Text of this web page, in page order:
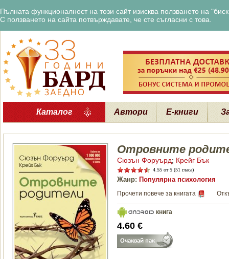
Пълната функционалност на този сайт изисква ползването на
С ползването на сайта потвърждавате, че сте съгласни с това.
Каталог Автори Е-книги
Отровните
Сюзън Форуърд; Крейг Бък
4.55 от 5 (51 гласа)
Жанр: Популярна психология
Прочети повече за книгата
книга
4.60 €